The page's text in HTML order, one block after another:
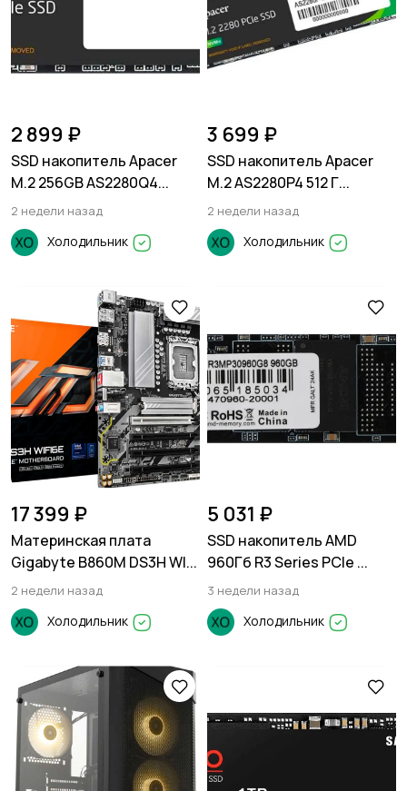
2 899 ₽
SSD накопитель Apacer
M.2 256GB AS2280Q4...
2 недели назад
Холодильник
3 699 ₽
SSD накопитель Apacer
M.2 AS2280P4 512 Г...
2 недели назад
Холодильник
17 399 ₽
Материнская плата
Gigabyte B860M DS3H WI...
2 недели назад
Холодильник
5 031 ₽
SSD накопитель AMD
960Гб R3 Series PCIe ...
3 недели назад
Холодильник